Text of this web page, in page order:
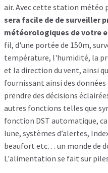
air. Avec cette station météo
sera facile de de surveiller
météorologiques de votre
fil, d'une portée de 150m,
température, l'humidité, la
et la direction du vent, ainsi
fournissant ainsi des
prendre des décisions
autres fonctions telles que
fonction DST automatique,
lune, systèmes d’alertes,
beaufort etc… un monde de
L'alimentation se fait sur